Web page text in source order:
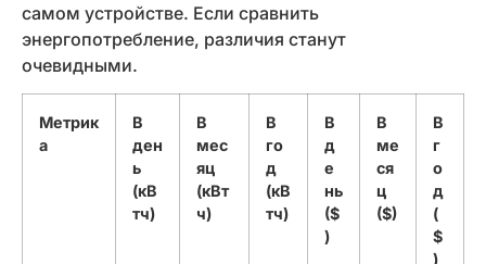
самом устройстве. Если сравнить
энергопотребление, различия станут
очевидными.
Метрик
а
В
ден
ь
(кВ
тч)
В
мес
яц
(кВт
ч)
В
го
д
(кВ
тч)
В
д
е
нь
($
)
В
ме
ся
ц
($)
В
г
о
д
(
$
)